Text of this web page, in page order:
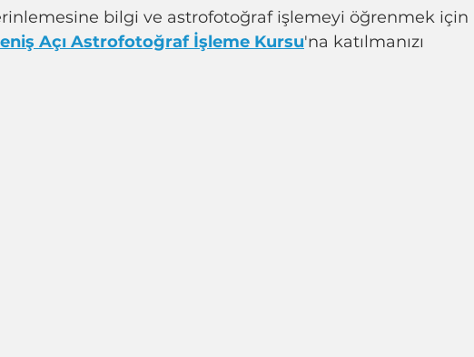
bilgi ve astrofotoğraf işlemeyi öğrenmek için
Açı Astrofotoğraf İşleme Kursu'na katılmanızı